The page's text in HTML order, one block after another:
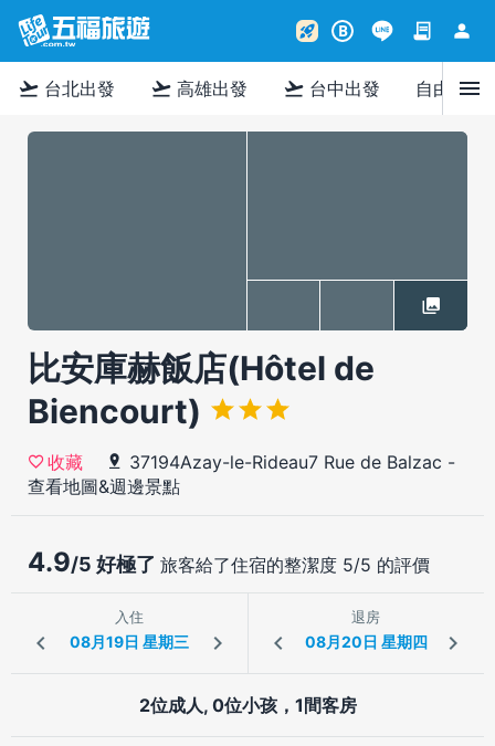
rocket_launch B contract person
flight_takeoff 台北出發 flight_takeoff 高雄出發 flight_takeoff 台中出發 自由行menu
比安庫赫飯店(Hôtel de
Biencourt)
收藏 37194Azay-le-Rideau7 Rue de Balzac -
查看地圖&週邊景點
4.9/5 好極了 旅客給了住宿的整潔度 5/5 的評價
入住 退房
2位成人, 0位小孩，1間客房